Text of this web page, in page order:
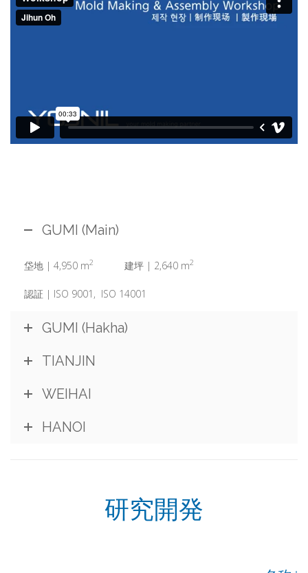
GUMI (Main)
垈地 | 4,950 m2 建坪 | 2,640 m2
認証 | ISO 9001, ISO 14001
GUMI (Hakha)
TIANJIN
WEIHAI
HANOI
研究開発